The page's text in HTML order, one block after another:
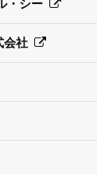
・シー
会社